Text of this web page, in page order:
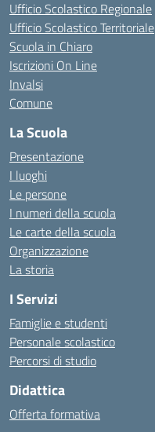
Ufficio Scolastico Regionale
Ufficio Scolastico Territoriale
Scuola in Chiaro
Iscrizioni On Line
Invalsi
Comune
La Scuola
Presentazione
I luoghi
Le persone
I numeri della scuola
Le carte della scuola
Organizzazione
La storia
I Servizi
Famiglie e studenti
Personale scolastico
Percorsi di studio
Didattica
Offerta formativa